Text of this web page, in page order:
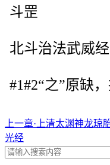
斗罡
北斗治法武威
#1#2“之”原缺
上一章·上清太渊神龙琼
光经